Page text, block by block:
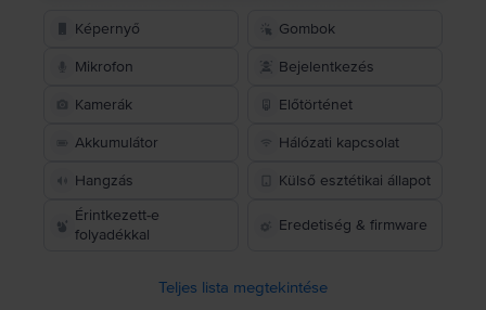
Képernyő Gombok
Mikrofon Bejelentkezés
Kamerák Előtörténet
Akkumulátor Hálózati kapcsolat
Hangzás
Külső esztétikai állapot
Érintkezett-e
folyadékkal
Eredetiség & firmware
Teljes lista megtekintése